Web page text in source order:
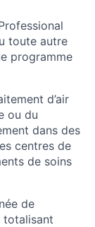
toute autre
programme
d’air
ou du
dans des
centres de
de soins
de
totalisant